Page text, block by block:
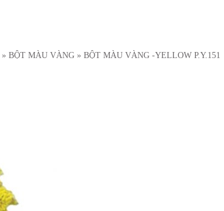
» BỘT MÀU VÀNG » BỘT MÀU VÀNG -YELLOW P.Y.151